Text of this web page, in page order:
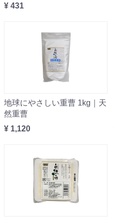
¥ 431
地球にやさしい重曹 1kg｜天
然重曹
¥ 1,120